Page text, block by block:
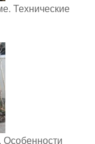
Технические